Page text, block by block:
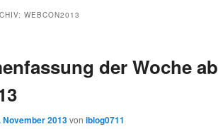
WEBCON2013
der Woche ab
November 2013von iblog0711